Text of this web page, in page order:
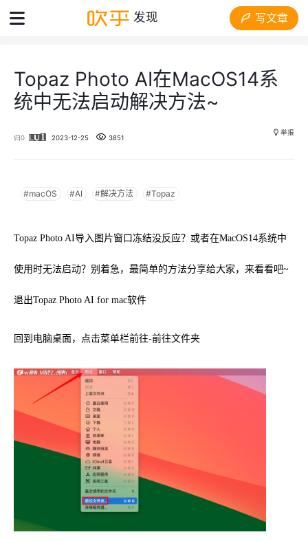
发现 写文章
Topaz Photo AI在MacOS14系
统中无法启动解决方法~
归0 2023-12-25 3851
举报
#macOS #AI #解决方法 #Topaz
Topaz Photo AI导入图片窗口冻结没反应？或者在MacOS14系统中
使用时无法启动？别着急，最简单的方法分享给大家，来看看吧~
退出Topaz Photo AI for mac软件
回到电脑桌面，点击菜单栏前往-前往文件夹